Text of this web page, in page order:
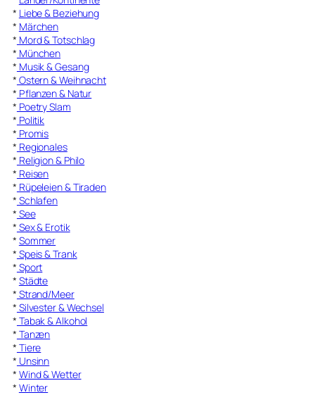
* Liebe & Beziehung
* Märchen
* Mord & Totschlag
* München
* Musik & Gesang
* Ostern & Weihnacht
* Pflanzen & Natur
* Poetry Slam
* Politik
* Promis
* Regionales
* Religion & Philo
* Reisen
* Rüpeleien & Tiraden
* Schlafen
* See
* Sex & Erotik
* Sommer
* Speis & Trank
* Sport
* Städte
* Strand/Meer
* Silvester & Wechsel
* Tabak & Alkohol
* Tanzen
* Tiere
* Unsinn
* Wind & Wetter
* Winter